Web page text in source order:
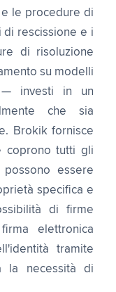
le procedure di
di rescissione e i
di risoluzione
su modelli
— investi in un
che sia
Brokik fornisce
coprono tutti gli
essere
specifica e
di firme
elettronica
tramite
la necessità di